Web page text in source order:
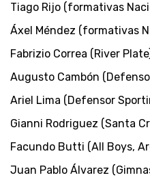
Tiago Rijo (formativas
Áxel Méndez (formativas
Fabrizio Correa (River
Augusto Cambón
Ariel Lima (Defensor
Gianni Rodriguez (Santa
Facundo Butti (All Boys,
Juan Pablo Álvarez